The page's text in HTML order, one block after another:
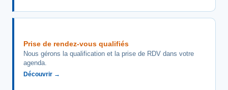
Prise de rendez-vous qualifiés
Nous gérons la qualification et la prise de RDV dans votre
agenda.
Découvrir →